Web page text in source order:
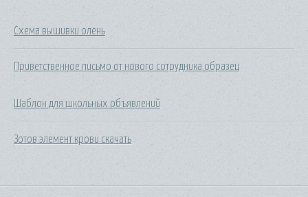
Схема вышивки олень
Приветственное письмо от нового сотрудника образец
Шаблон для школьных объявлений
Зотов элемент крови скачать